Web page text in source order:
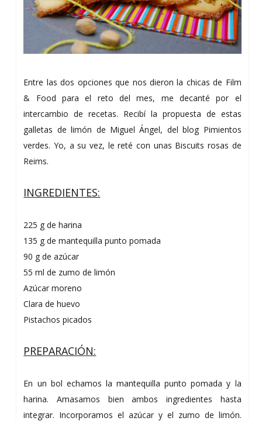
Entre las dos opciones que nos dieron la chicas de Film
& Food para el reto del mes, me decanté por el
intercambio de recetas. Recibí la propuesta de estas
galletas de limón de Miguel Ángel, del blog Pimientos
verdes. Yo, a su vez, le reté con unas Biscuits rosas de
Reims.
INGREDIENTES:
225 g de harina
135 g de mantequilla punto pomada
90 g de azúcar
55 ml de zumo de limón
Azúcar moreno
Clara de huevo
Pistachos picados
PREPARACIÓN:
En un bol echamos la mantequilla punto pomada y la
harina. Amasamos bien ambos ingredientes hasta
integrar. Incorporamos el azúcar y el zumo de limón.